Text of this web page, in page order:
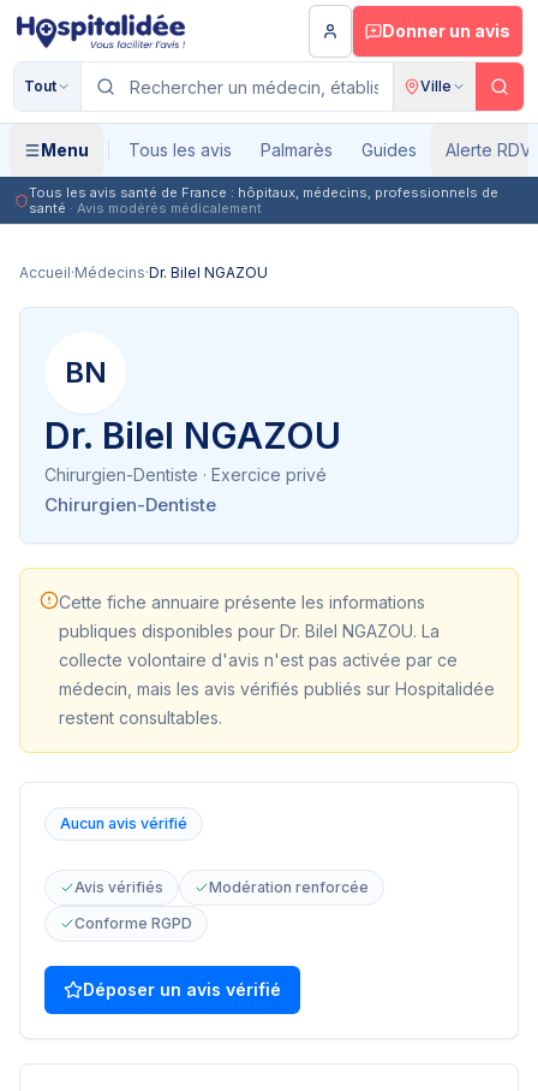
Aller au contenu principal
Donner un avis
Tout Ville
Menu Tous les avis Palmarès Guides Alerte RDV
Tous les avis santé de France : hôpitaux, médecins, professionnels de
santé · Avis modérés médicalement
Accueil·Médecins·Dr. Bilel NGAZOU
BN
Dr. Bilel NGAZOU
Chirurgien-Dentiste · Exercice privé
Chirurgien-Dentiste
Cette fiche annuaire présente les informations
publiques disponibles pour Dr. Bilel NGAZOU. La
collecte volontaire d'avis n'est pas activée par ce
médecin, mais les avis vérifiés publiés sur Hospitalidée
restent consultables.
Aucun avis vérifié
Avis vérifiés
Modération renforcée
Conforme RGPD
Déposer un avis vérifié